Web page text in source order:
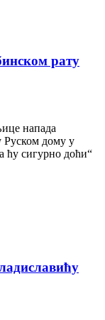
рату
напада
Руском дому у
ћу сигурно доћи“